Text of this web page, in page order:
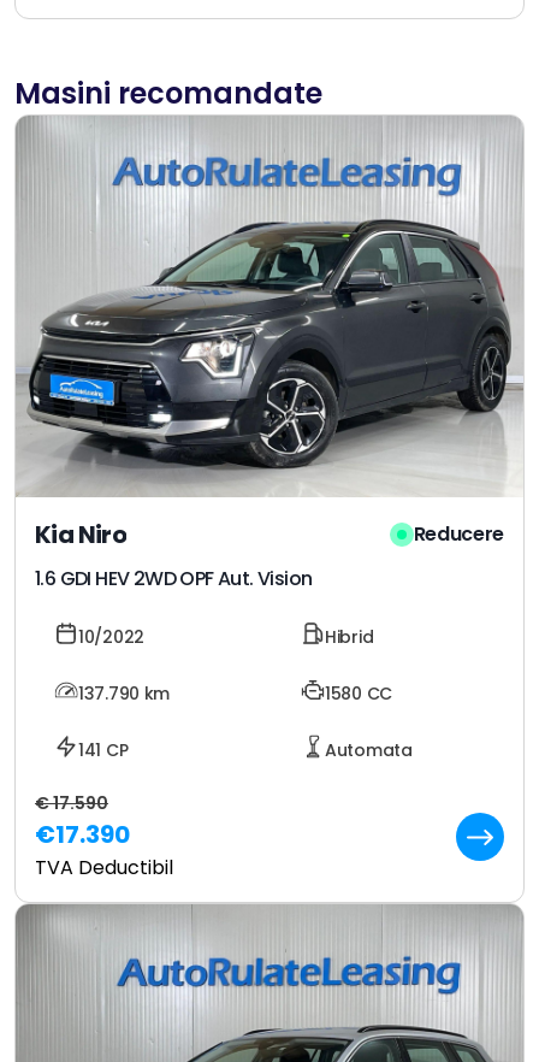
Masini recomandate
Kia Niro
1.6 GDI HEV 2WD OPF Aut. Vision
Reducere
10/2022 Hibrid
137.790 km 1580 CC
141 CP Automata
€ 17.590
€17.390
TVA Deductibil